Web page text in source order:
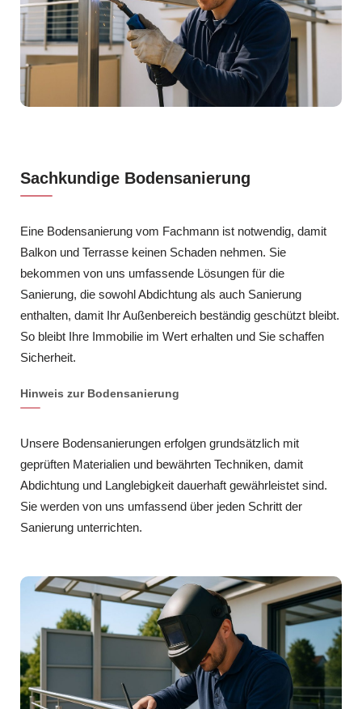
Sachkundige Bodensanierung
Eine Bodensanierung vom Fachmann ist notwendig, damit
Balkon und Terrasse keinen Schaden nehmen. Sie
bekommen von uns umfassende Lösungen für die
Sanierung, die sowohl Abdichtung als auch Sanierung
enthalten, damit Ihr Außenbereich beständig geschützt bleibt.
So bleibt Ihre Immobilie im Wert erhalten und Sie schaffen
Sicherheit.
Hinweis zur Bodensanierung
Unsere Bodensanierungen erfolgen grundsätzlich mit
geprüften Materialien und bewährten Techniken, damit
Abdichtung und Langlebigkeit dauerhaft gewährleistet sind.
Sie werden von uns umfassend über jeden Schritt der
Sanierung unterrichten.